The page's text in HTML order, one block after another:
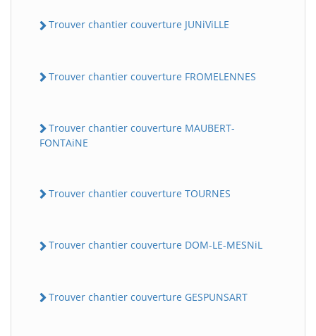
Trouver chantier couverture JUNiViLLE
Trouver chantier couverture FROMELENNES
Trouver chantier couverture MAUBERT-
FONTAiNE
Trouver chantier couverture TOURNES
Trouver chantier couverture DOM-LE-MESNiL
Trouver chantier couverture GESPUNSART